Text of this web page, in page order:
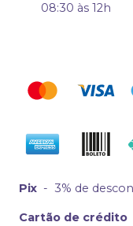
08:30 às 12h
Pix - 3% de
Cartão de crédito